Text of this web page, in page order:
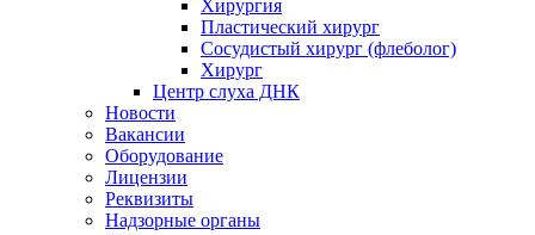
Хирургия
Пластический хирург
Сосудистый хирург (флеболог)
Хирург
Центр слуха ДНК
Новости
Вакансии
Оборудование
Лицензии
Реквизиты
Надзорные органы